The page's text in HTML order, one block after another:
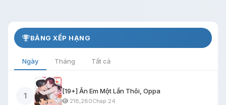
BẢNG XẾP HẠNG
Ngày Tháng Tất cả
1
[19+] Ăn Em Một Lần Thôi, Oppa
218,280Chap 24